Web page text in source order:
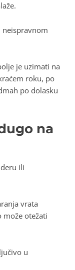
neispravnom
je uzimati na
roku, po
po dolasku
na
ili
vrata
može otežati
u